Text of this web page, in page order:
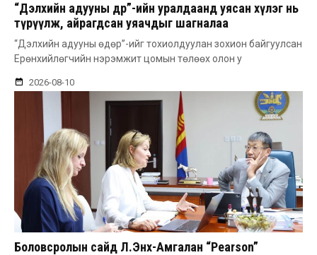
“Дэлхийн адууны өдөр”-ийн уралдаанд уясан хүлэг нь
түрүүлж, айрагдсан уяачдыг шагналаа
“Дэлхийн адууны өдөр”-ийг тохиолдуулан зохион байгуулсан
Ерөнхийлөгчийн нэрэмжит цомын төлөөх олон у
2026-08-10
Боловсролын сайд Л.Энх-Амгалан “Pearson”